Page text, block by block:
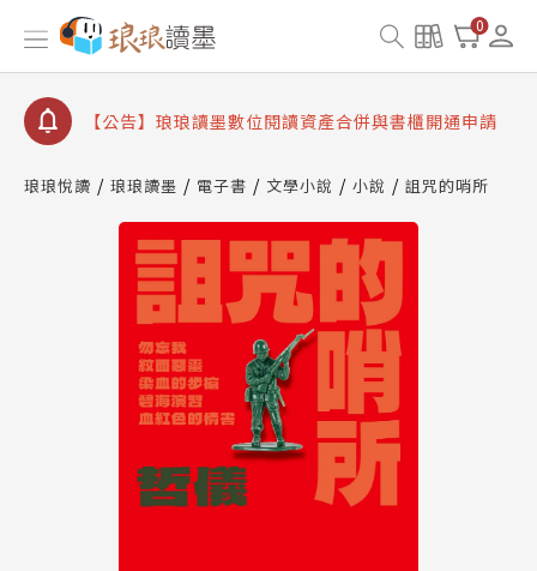
0
【公告】琅琅書店服務升級重要說明及資產合併結果
查詢
【公告】因 Readmoo 讀墨系統維護中，本站同步暫
【公告】琅琅讀墨數位閱讀資產合併與書櫃開通申請
請圖文教學
【公告】琅琅書店服務升級重要說明及資產合併結果
【公告】因 Readmoo 讀墨系統維護中，本站同步暫
停部分閱讀服務
琅琅悅讀 琅琅讀墨 電子書 文學小說 小說 詛咒的哨所